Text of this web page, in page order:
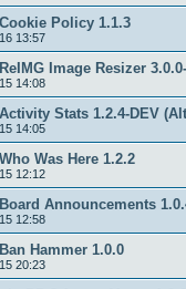
Policy 1.1.3
13:57
Image Resizer
14:08
Stats 1.2.4-DEV
14:05
Was Here 1.2.2
12:12
Announcements
12:58
Hammer 1.0.0
20:23